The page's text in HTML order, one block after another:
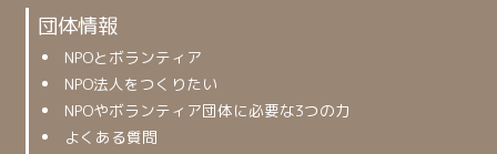
団体情報
NPOとボランティア
NPO法人をつくりたい
NPOやボランティア団体に必要な3つの力
よくある質問